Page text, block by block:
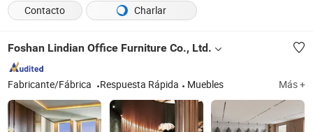
Contacto
Charlar
Foshan Lindian Office Furniture Co., Ltd.
Fabricante/Fábrica Respuesta Rápida Muebles Más +